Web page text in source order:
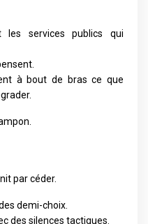
les services publics qui
à bout de bras ce que
par céder.
demi-choix.
des silences tactiques.